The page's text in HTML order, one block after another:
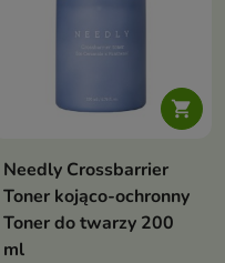

Needly Crossbarrier
Toner kojąco-ochronny
Toner do twarzy 200
ml